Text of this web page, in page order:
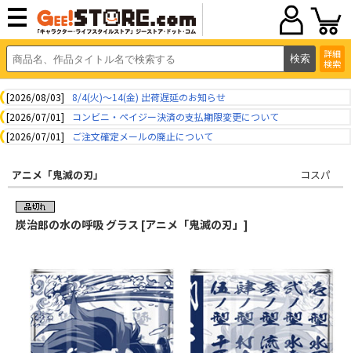
詳細
検索
[2026/08/03]
8/4(火)～14(金) 出荷遅延のお知らせ
[2026/07/01]
コンビニ・ペイジー決済の支払期限変更について
[2026/07/01]
ご注文確定メールの廃止について
アニメ「鬼滅の刃」 コスパ
炭治郎の水の呼吸 グラス [アニメ「鬼滅の刃」]